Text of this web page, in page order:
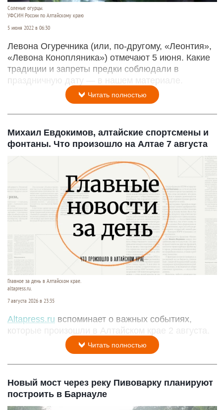
Соленые огурцы.
УФСИН России по Алтайскому краю
5 июня 2022 в 06:30
Левона Огуречника (или, по-другому, «Леонтия»,
«Левона Конопляника») отмечают 5 июня. Какие
традиции и запреты предки соблюдали в
праздничную дату — в нашем материале.
Читать полностью
Михаил Евдокимов, алтайские спортсмены и
фонтаны. Что произошло на Алтае 7 августа
Главное за день в Алтайском крае.
altapress.ru.
7 августа 2026 в 23:35
Altapress.ru вспоминает о важных событиях,
которые произошли в Алтайском крае 2 августа.
Читать полностью
Новый мост через реку Пивоварку планируют
построить в Барнауле